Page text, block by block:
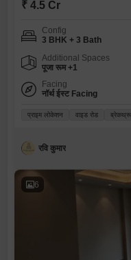
₹ 4.5 Cr
Config
3 BHK + 3 Bath
Additional Spaces
पूजा रूम +1
Facing
नॉर्थ ईस्ट Facing
प्राइम लोकेशन वाइड रोड ब्रेकथ्रू
रवि कुमार
6